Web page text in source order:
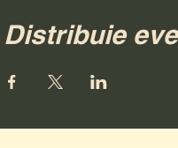
Distribuie